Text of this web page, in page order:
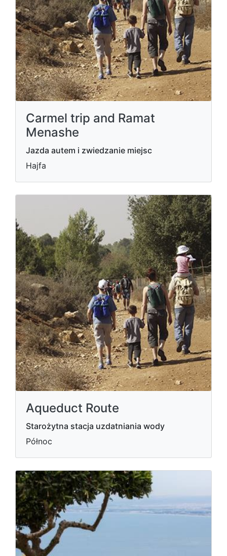
Carmel trip and Ramat
Menashe
Jazda autem i zwiedzanie miejsc
Hajfa
Aqueduct Route
Starożytna stacja uzdatniania wody
Północ